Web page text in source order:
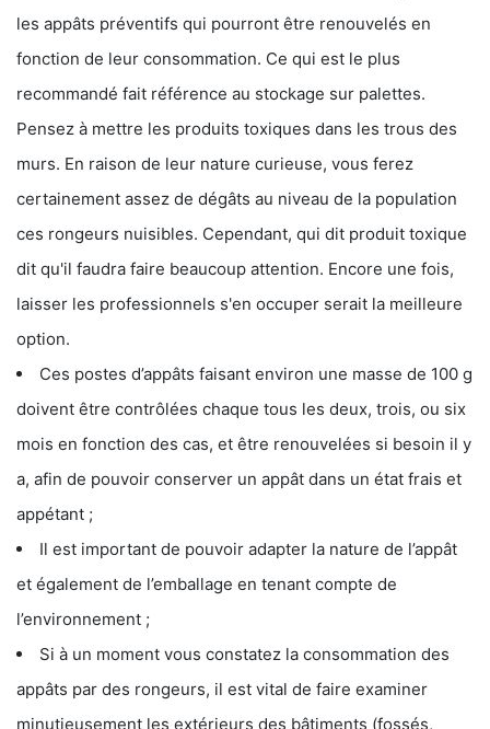
les appâts préventifs qui pourront être renouvelés en
fonction de leur consommation. Ce qui est le plus
recommandé fait référence au stockage sur palettes.
Pensez à mettre les produits toxiques dans les trous des
murs. En raison de leur nature curieuse, vous ferez
certainement assez de dégâts au niveau de la population
ces rongeurs nuisibles. Cependant, qui dit produit toxique
dit qu'il faudra faire beaucoup attention. Encore une fois,
laisser les professionnels s'en occuper serait la meilleure
option.
Ces postes d’appâts faisant environ une masse de 100 g
doivent être contrôlées chaque tous les deux, trois, ou six
mois en fonction des cas, et être renouvelées si besoin il y
a, afin de pouvoir conserver un appât dans un état frais et
appétant ;
Il est important de pouvoir adapter la nature de l’appât
et également de l’emballage en tenant compte de
l’environnement ;
Si à un moment vous constatez la consommation des
appâts par des rongeurs, il est vital de faire examiner
minutieusement les extérieurs des bâtiments (fossés,